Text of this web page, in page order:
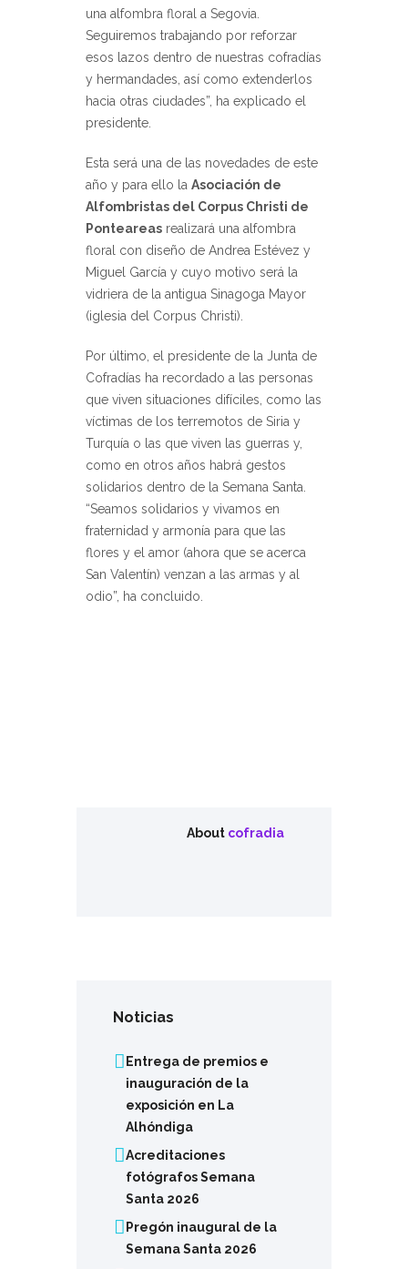
una alfombra floral a Segovia.
Seguiremos trabajando por reforzar
esos lazos dentro de nuestras cofradías
y hermandades, así como extenderlos
hacia otras ciudades”, ha explicado el
presidente.
Esta será una de las novedades de este
año y para ello la Asociación de
Alfombristas del Corpus Christi de
Ponteareas realizará una alfombra
floral con diseño de Andrea Estévez y
Miguel García y cuyo motivo será la
vidriera de la antigua Sinagoga Mayor
(iglesia del Corpus Christi).
Por último, el presidente de la Junta de
Cofradías ha recordado a las personas
que viven situaciones difíciles, como las
víctimas de los terremotos de Siria y
Turquía o las que viven las guerras y,
como en otros años habrá gestos
solidarios dentro de la Semana Santa.
“Seamos solidarios y vivamos en
fraternidad y armonía para que las
flores y el amor (ahora que se acerca
San Valentín) venzan a las armas y al
odio”, ha concluido.
About cofradia
Noticias
Entrega de premios e
inauguración de la
exposición en La
Alhóndiga
Acreditaciones
fotógrafos Semana
Santa 2026
Pregón inaugural de la
Semana Santa 2026